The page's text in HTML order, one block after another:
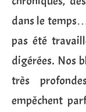
dans le
pas été
digérées. Nos
très
empêchent